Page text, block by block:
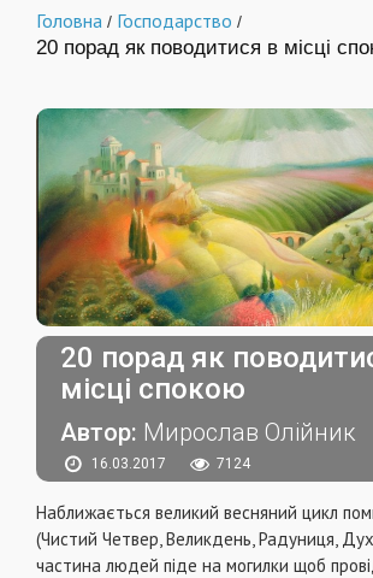
Головна / Господарство /
20 порад як поводитися в місці
20 порад як
місці спокою
Автор: Мирослав Олійник
16.03.2017 7124
Наближається великий весняний цикл
(Чистий Четвер, Великдень, Радуниця,
частина людей піде на могилки щоб